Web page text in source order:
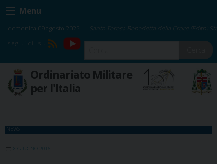
Skip
to
content
Menu
domenica 09 agosto 2026 Santa Teresa Benedetta della Croce (Edith)
RSS
YouTube
Ordinariato Militare
per l'Italia
NEWS
8 GIUGNO 2016